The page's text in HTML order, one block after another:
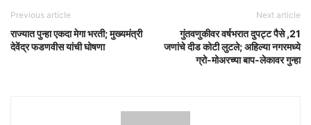
Previous article
राज्यात पुन्हा एकदा मेगा भरती; मुख्यमंत्री
देवेंद्र फडणवीस यांची घोषणा
Next article
गुंतवणुकीवर वर्षभरात दुपट्ट पैसे ,21
जणांचे दीड कोटी लुटले; अहिल्या नगरमध्ये
ग्रो-मोअरच्या बाप-लेकावर गुन्हा